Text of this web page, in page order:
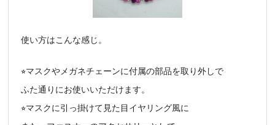
使い方はこんな感じ。
⭐︎マスクやメガネチェーンに付属の部品を取り外しで
ふた通りにお使いいただけます。
⭐︎マスクに引っ掛けて見た目イヤリング風に